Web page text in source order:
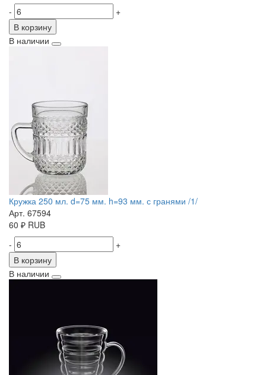
-
+
В корзину
В наличии
Кружка 250 мл. d=75 мм. h=93 мм. с гранями /1/
Арт. 67594
60 ₽ RUB
-
+
В корзину
В наличии